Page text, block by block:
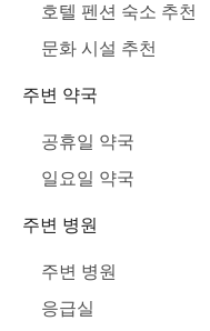
호텔 펜션 숙소 추천
문화 시설 추천
주변 약국
공휴일 약국
일요일 약국
주변 병원
주변 병원
응급실